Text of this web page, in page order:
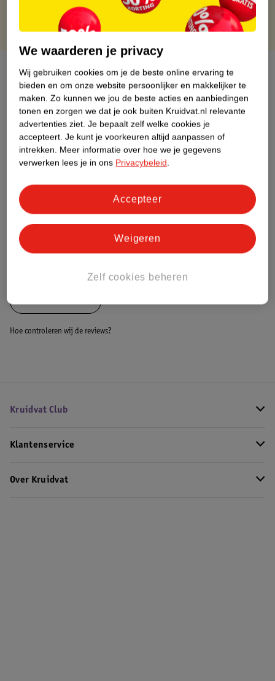
Over dit product
Productinformatie
Nature Impact Score
Dit product heeft (nog) geen Nature
Impact Score.
Bestel & Bezorginformatie
Hoe controleren wij de reviews?
Kruidvat Club
Klantenservice
Over Kruidvat
We waarderen je privacy
Wij gebruiken cookies om je de beste online ervaring te
bieden en om onze website persoonlijker en makkelijker te
maken. Zo kunnen we jou de beste acties en aanbiedingen
tonen en zorgen we dat je ook buiten Kruidvat.nl relevante
advertenties ziet. Je bepaalt zelf welke cookies je
accepteert. Je kunt je voorkeuren altijd aanpassen of
intrekken. Meer informatie over hoe we je gegevens
verwerken lees je in ons Privacybeleid.
Zelf cookies beheren
Weigeren
Accepteer